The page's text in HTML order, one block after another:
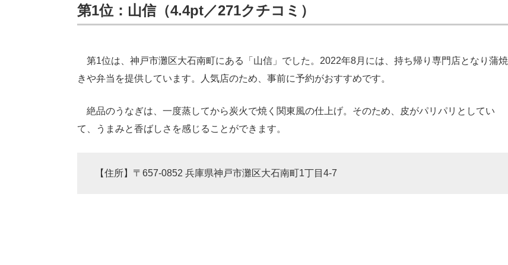
第1位：山信（4.4pt／271クチコミ）
第1位は、神戸市灘区大石南町にある「山信」でした。2022年8月には、持ち帰り専門店となり蒲焼
きや弁当を提供しています。人気店のため、事前に予約がおすすめです。
絶品のうなぎは、一度蒸してから炭火で焼く関東風の仕上げ。そのため、皮がパリパリとしてい
て、うまみと香ばしさを感じることができます。
【住所】〒657-0852 兵庫県神戸市灘区大石南町1丁目4-7